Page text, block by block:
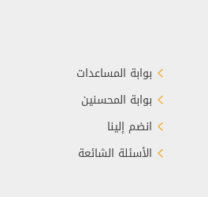
بوابة المساعدات
بوابة المحسنين
انضم إلينا
الأسئلة الشائعة